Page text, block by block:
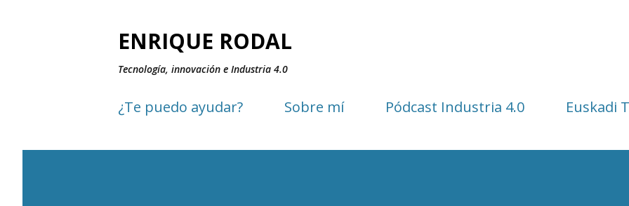
ENRIQUE RODAL
Tecnología, innovación e Industria 4.0
¿Te puedo ayudar? Sobre mí Pódcast Industria 4.0 Euskadi